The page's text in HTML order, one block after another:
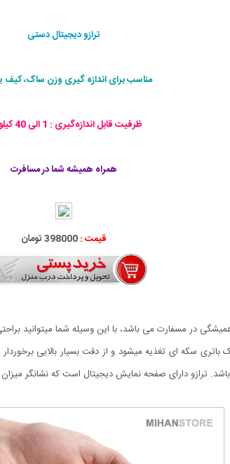
ترازو دیجیتال دستی
مناسب برای اندازه گیری وزن ساک، کیف
ظرفیت قابل اندازه‌گیری : 1 الی 40 کیلوگرم
همراه همیشه شما در مسافرت
قیمت :398000 تومان
باتری سکه ای تغذیه میشود و از دقت بسیار بالایی
ترازو دارای صفحه نمایش دیجیتال است که نشانگر